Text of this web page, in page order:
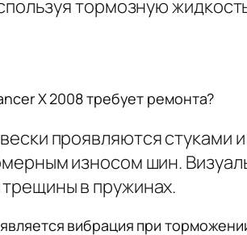
тормозную
X 2008 требует ремонта?
проявляются
износом шин.
в пружинах.
вибрация при